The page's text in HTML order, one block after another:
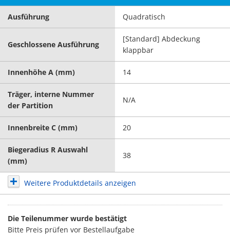
Ausführung Quadratisch
Geschlossene Ausführung
[Standard] Abdeckung
klappbar
Innenhöhe A (mm) 14
Träger, interne Nummer
der Partition
N/A
Innenbreite C (mm) 20
Biegeradius R Auswahl
(mm)
38
Weitere Produktdetails anzeigen
Die Teilenummer wurde bestätigt
Bitte Preis prüfen vor Bestellaufgabe